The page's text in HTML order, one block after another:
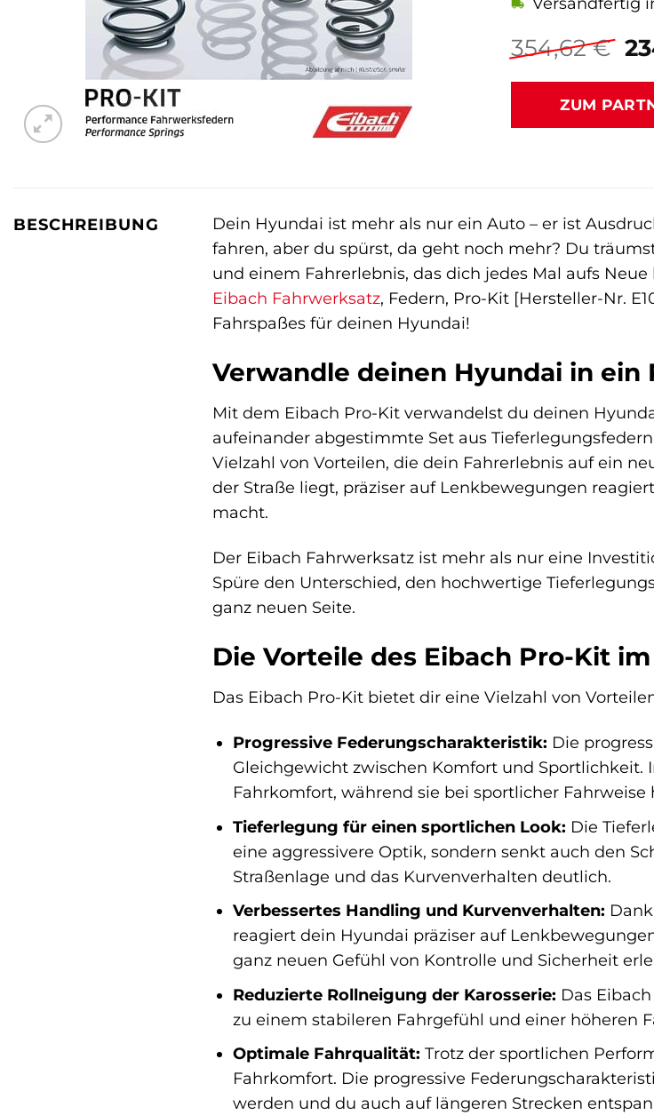
354,62€
ZUM
BESCHREIBUNG
Dein Hyundai ist mehr als nur ein Auto – er ist
fahren, aber du spürst, da geht noch mehr? Du
und einem Fahrerlebnis, das dich jedes Mal aufs
Eibach Fahrwerksatz, Federn, Pro-Kit [Hersteller-Nr.
Fahrspaßes für deinen Hyundai!
Verwandle deinen Hyundai in
Mit dem Eibach Pro-Kit verwandelst du deinen
aufeinander abgestimmte Set aus
Vielzahl von Vorteilen, die dein Fahrerlebnis auf ein
der Straße liegt, präziser auf Lenkbewegungen
macht.
Der Eibach Fahrwerksatz ist mehr als nur eine
Spüre den Unterschied, den hochwertige
ganz neuen Seite.
Die Vorteile des Eibach Pro-Kit
Das Eibach Pro-Kit bietet dir eine Vielzahl von
Progressive Federungscharakteristik: Die
Gleichgewicht zwischen Komfort und
Fahrkomfort, während sie bei sportlicher
Tieferlegung für einen sportlichen Look: Die
eine aggressivere Optik, sondern senkt auch den
Straßenlage und das Kurvenverhalten deutlich.
Verbessertes Handling und Kurvenverhalten:
reagiert dein Hyundai präziser auf
ganz neuen Gefühl von Kontrolle und Sicherheit
Reduzierte Rollneigung der Karosserie: Das
zu einem stabileren Fahrgefühl und einer höheren
Optimale Fahrqualität: Trotz der sportlichen
Fahrkomfort. Die progressive
werden und du auch auf längeren Strecken